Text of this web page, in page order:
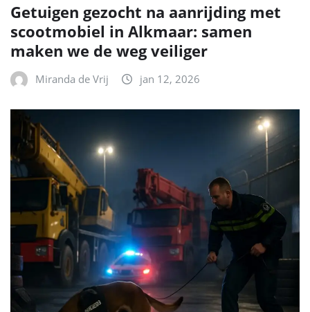
Getuigen gezocht na aanrijding met
scootmobiel in Alkmaar: samen
maken we de weg veiliger
Miranda de Vrij jan 12, 2026